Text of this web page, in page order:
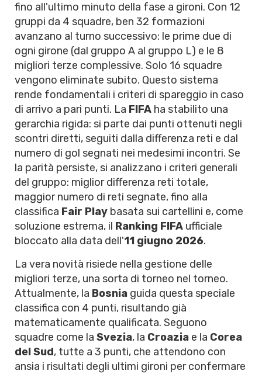
fino all'ultimo minuto della fase a gironi. Con 12
gruppi da 4 squadre, ben 32 formazioni
avanzano al turno successivo: le prime due di
ogni girone (dal gruppo A al gruppo L) e le 8
migliori terze complessive. Solo 16 squadre
vengono eliminate subito. Questo sistema
rende fondamentali i criteri di spareggio in caso
di arrivo a pari punti. La FIFA ha stabilito una
gerarchia rigida: si parte dai punti ottenuti negli
scontri diretti, seguiti dalla differenza reti e dal
numero di gol segnati nei medesimi incontri. Se
la parità persiste, si analizzano i criteri generali
del gruppo: miglior differenza reti totale,
maggior numero di reti segnate, fino alla
classifica Fair Play basata sui cartellini e, come
soluzione estrema, il Ranking FIFA ufficiale
bloccato alla data dell'11 giugno 2026.
La vera novità risiede nella gestione delle
migliori terze, una sorta di torneo nel torneo.
Attualmente, la Bosnia guida questa speciale
classifica con 4 punti, risultando già
matematicamente qualificata. Seguono
squadre come la Svezia, la Croazia e la Corea
del Sud, tutte a 3 punti, che attendono con
ansia i risultati degli ultimi gironi per confermare